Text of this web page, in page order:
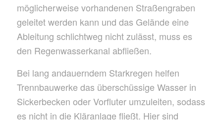
möglicherweise vorhandenen Straßengraben
geleitet werden kann und das Gelände eine
Ableitung schlichtweg nicht zulässt, muss es
den Regenwasserkanal abfließen.
Bei lang andauerndem Starkregen helfen
Trennbauwerke das überschüssige Wasser in
Sickerbecken oder Vorfluter umzuleiten, sodass
es nicht in die Kläranlage fließt. Hier sind